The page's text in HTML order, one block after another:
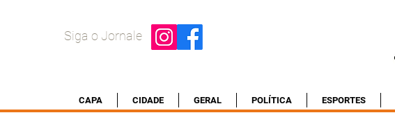
Siga o Jornale
CAPA CIDADE GERAL POLÍTICA ESPORTES